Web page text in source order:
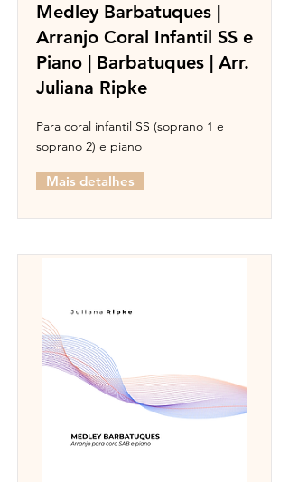
Medley Barbatuques |
Arranjo Coral Infantil SS e
Piano | Barbatuques | Arr.
Juliana Ripke
Para coral infantil SS (soprano 1 e
soprano 2) e piano
Mais detalhes